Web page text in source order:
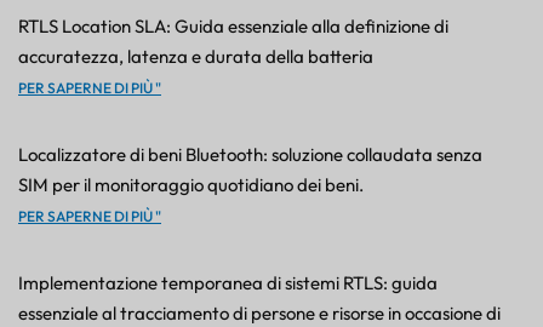
RTLS Location SLA: Guida essenziale alla definizione di
accuratezza, latenza e durata della batteria
PER SAPERNE DI PIÙ "
Localizzatore di beni Bluetooth: soluzione collaudata senza
SIM per il monitoraggio quotidiano dei beni.
PER SAPERNE DI PIÙ "
Implementazione temporanea di sistemi RTLS: guida
essenziale al tracciamento di persone e risorse in occasione di